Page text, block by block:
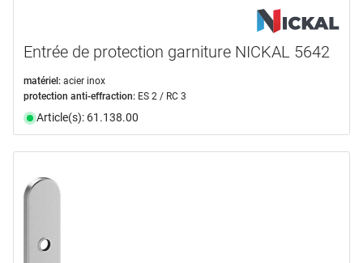
Entrée de protection garniture NICKAL 5642
matériel: acier inox
protection anti-effraction: ES 2 / RC 3
Article(s): 61.138.00